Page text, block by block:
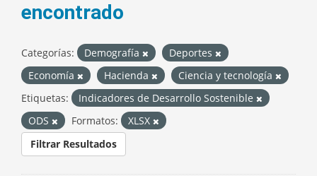
encontrado
Categorías: Demografía
Deportes
Economía
Hacienda
Ciencia y tecnología
Etiquetas:
Indicadores de Desarrollo Sostenible
ODS
Formatos:
XLSX
Filtrar Resultados